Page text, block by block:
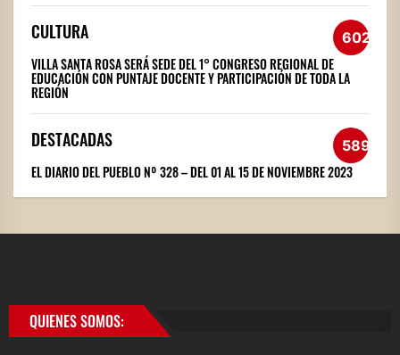
CULTURA 602
VILLA SANTA ROSA SERÁ SEDE DEL 1° CONGRESO REGIONAL DE
EDUCACIÓN CON PUNTAJE DOCENTE Y PARTICIPACIÓN DE TODA LA
REGIÓN
DESTACADAS 589
EL DIARIO DEL PUEBLO Nº 328 – DEL 01 AL 15 DE NOVIEMBRE 2023
QUIENES SOMOS: